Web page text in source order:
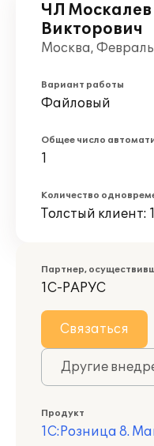
ЧЛ
Викторович
Москва,
Вариант работы
Файловый
Общее число
1
Количество
Толстый клиент: 1
Партнер,
1С-РАРУС
Связаться
Другие
Продукт
1С:Розница 8.